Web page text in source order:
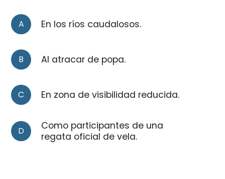
A En los ríos caudalosos.
B Al atracar de popa.
C En zona de visibilidad reducida.
D
Como participantes de una
regata oficial de vela.